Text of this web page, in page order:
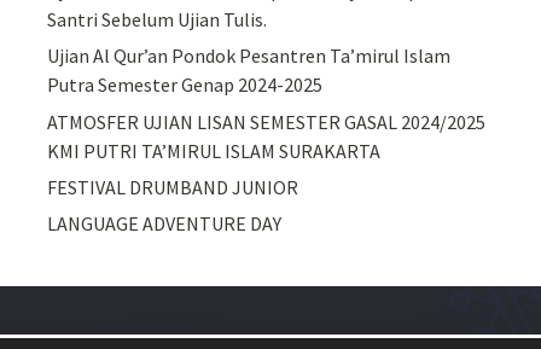
Santri Sebelum Ujian Tulis.
Ujian Al Qur’an Pondok Pesantren Ta’mirul Islam
Putra Semester Genap 2024-2025
ATMOSFER UJIAN LISAN SEMESTER GASAL 2024/2025
KMI PUTRI TA’MIRUL ISLAM SURAKARTA
FESTIVAL DRUMBAND JUNIOR
LANGUAGE ADVENTURE DAY